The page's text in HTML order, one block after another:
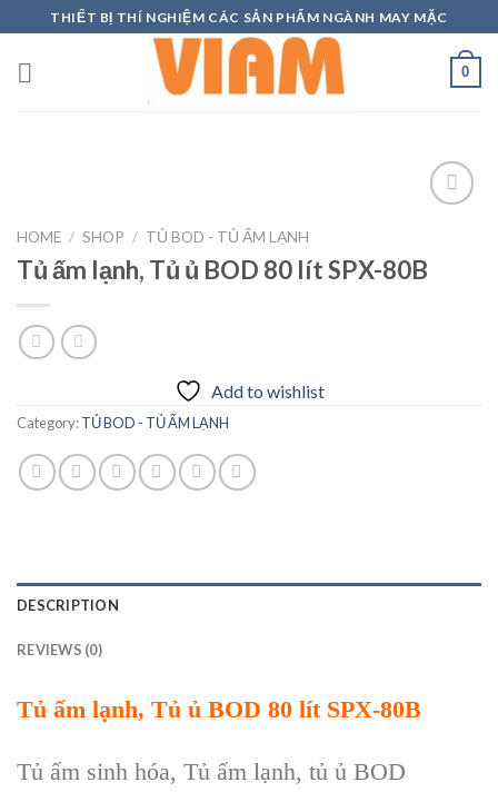
to
content
THIẾT BỊ THÍ NGHIỆM CÁC SẢN PHẨM NGÀNH MAY MẶC
0
Add to
wishlist
HOME / SHOP / TỦ BOD - TỦ ẤM LẠNH
Tủ ấm lạnh, Tủ ủ BOD 80 lít SPX-80B
Add to wishlist
Category:TỦ BOD - TỦ ẤM LẠNH
DESCRIPTION
REVIEWS (0)
Tủ ấm lạnh, Tủ ủ BOD 80 lít SPX-80B
Tủ ấm sinh hóa, Tủ ấm lạnh, tủ ủ BOD